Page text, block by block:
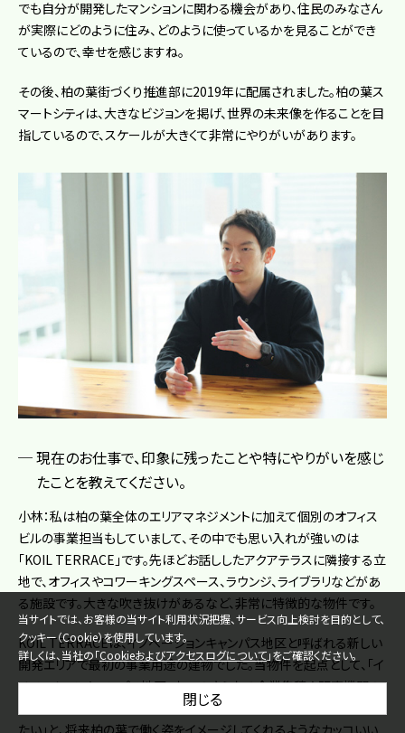
でも自分が開発したマンションに関わる機会があり、住民のみなさん
が実際にどのように住み、どのように使っているかを見ることができ
ているので、幸せを感じますね。
その後、柏の葉街づくり推進部に2019年に配属されました。柏の葉ス
マートシティは、大きなビジョンを掲げ、世界の未来像を作ることを目
指しているので、スケールが大きくて非常にやりがいがあります。
現在のお仕事で、印象に残ったことや特にやりがいを感じ
たことを教えてください。
小林：私は柏の葉全体のエリアマネジメントに加えて個別のオフィス
ビルの事業担当もしていまして、その中でも思い入れが強いのは
「KOIL TERRACE」です。先ほどお話ししたアクアテラスに隣接する立
地で、オフィスやコワーキングスペース、ラウンジ、ライブラリなどがあ
る施設です。大きな吹き抜けがあるなど、非常に特徴的な物件です。
KOIL TERRACEは、イノベーションキャンパス地区と呼ばれる新しい
開発エリアで最初の事業用途の建物でした。当物件を起点として、「イ
ノベーションキャンパス地区」内へのさらなる企業集積や研究機関の
誘致を進めていきたいと考えており、他の企業が「こんなところで働き
たい」と、将来柏の葉で働く姿をイメージしてくれるようなカッコいい
当サイトでは、お客様の当サイト利用状況把握、サービス向上検討を目的として、
クッキー（Cookie）を使用しています。
詳しくは、当社の「Cookieおよびアクセスログについて」をご確認ください。
閉じる